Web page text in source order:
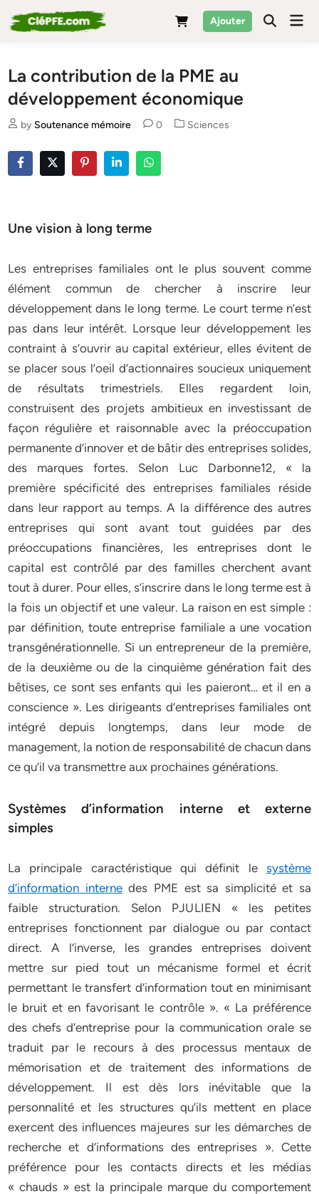
to
Ajouter
La contribution de la PME au
développement économique
by Soutenance mémoire 0
Posted
Sciences
Une vision à long terme
Les entreprises familiales ont le plus souvent comme
élément commun de chercher à inscrire leur
développement dans le long terme. Le court terme n’est
pas dans leur intérêt. Lorsque leur développement les
contraint à s’ouvrir au capital extérieur, elles évitent de
se placer sous l’oeil d’actionnaires soucieux uniquement
de résultats trimestriels. Elles regardent loin,
construisent des projets ambitieux en investissant de
façon régulière et raisonnable avec la préoccupation
permanente d’innover et de bâtir des entreprises solides,
des marques fortes. Selon Luc Darbonne12, « la
première spécificité des entreprises familiales réside
dans leur rapport au temps. A la différence des autres
entreprises qui sont avant tout guidées par des
préoccupations financières, les entreprises dont le
capital est contrôlé par des familles cherchent avant
tout à durer. Pour elles, s’inscrire dans le long terme est à
la fois un objectif et une valeur. La raison en est simple :
par définition, toute entreprise familiale a une vocation
transgénérationnelle. Si un entrepreneur de la première,
de la deuxième ou de la cinquième génération fait des
bêtises, ce sont ses enfants qui les paieront… et il en a
conscience ». Les dirigeants d’entreprises familiales ont
intégré depuis longtemps, dans leur mode de
management, la notion de responsabilité de chacun dans
ce qu’il va transmettre aux prochaines générations.
Systèmes d’information interne et externe
simples
La principale caractéristique qui définit le système
d’information internedes PME est sa simplicité et sa
faible structuration. Selon PJULIEN « les petites
entreprises fonctionnent par dialogue ou par contact
direct. A l’inverse, les grandes entreprises doivent
mettre sur pied tout un mécanisme formel et écrit
permettant le transfert d’information tout en minimisant
le bruit et en favorisant le contrôle ». « La préférence
des chefs d’entreprise pour la communication orale se
traduit par le recours à des processus mentaux de
mémorisation et de traitement des informations de
développement. Il est dès lors inévitable que la
personnalité et les structures qu’ils mettent en place
exercent des influences majeures sur les démarches de
recherche et d’informations des entreprises ». Cette
préférence pour les contacts directs et les médias
« chauds » est la principale marque du comportement